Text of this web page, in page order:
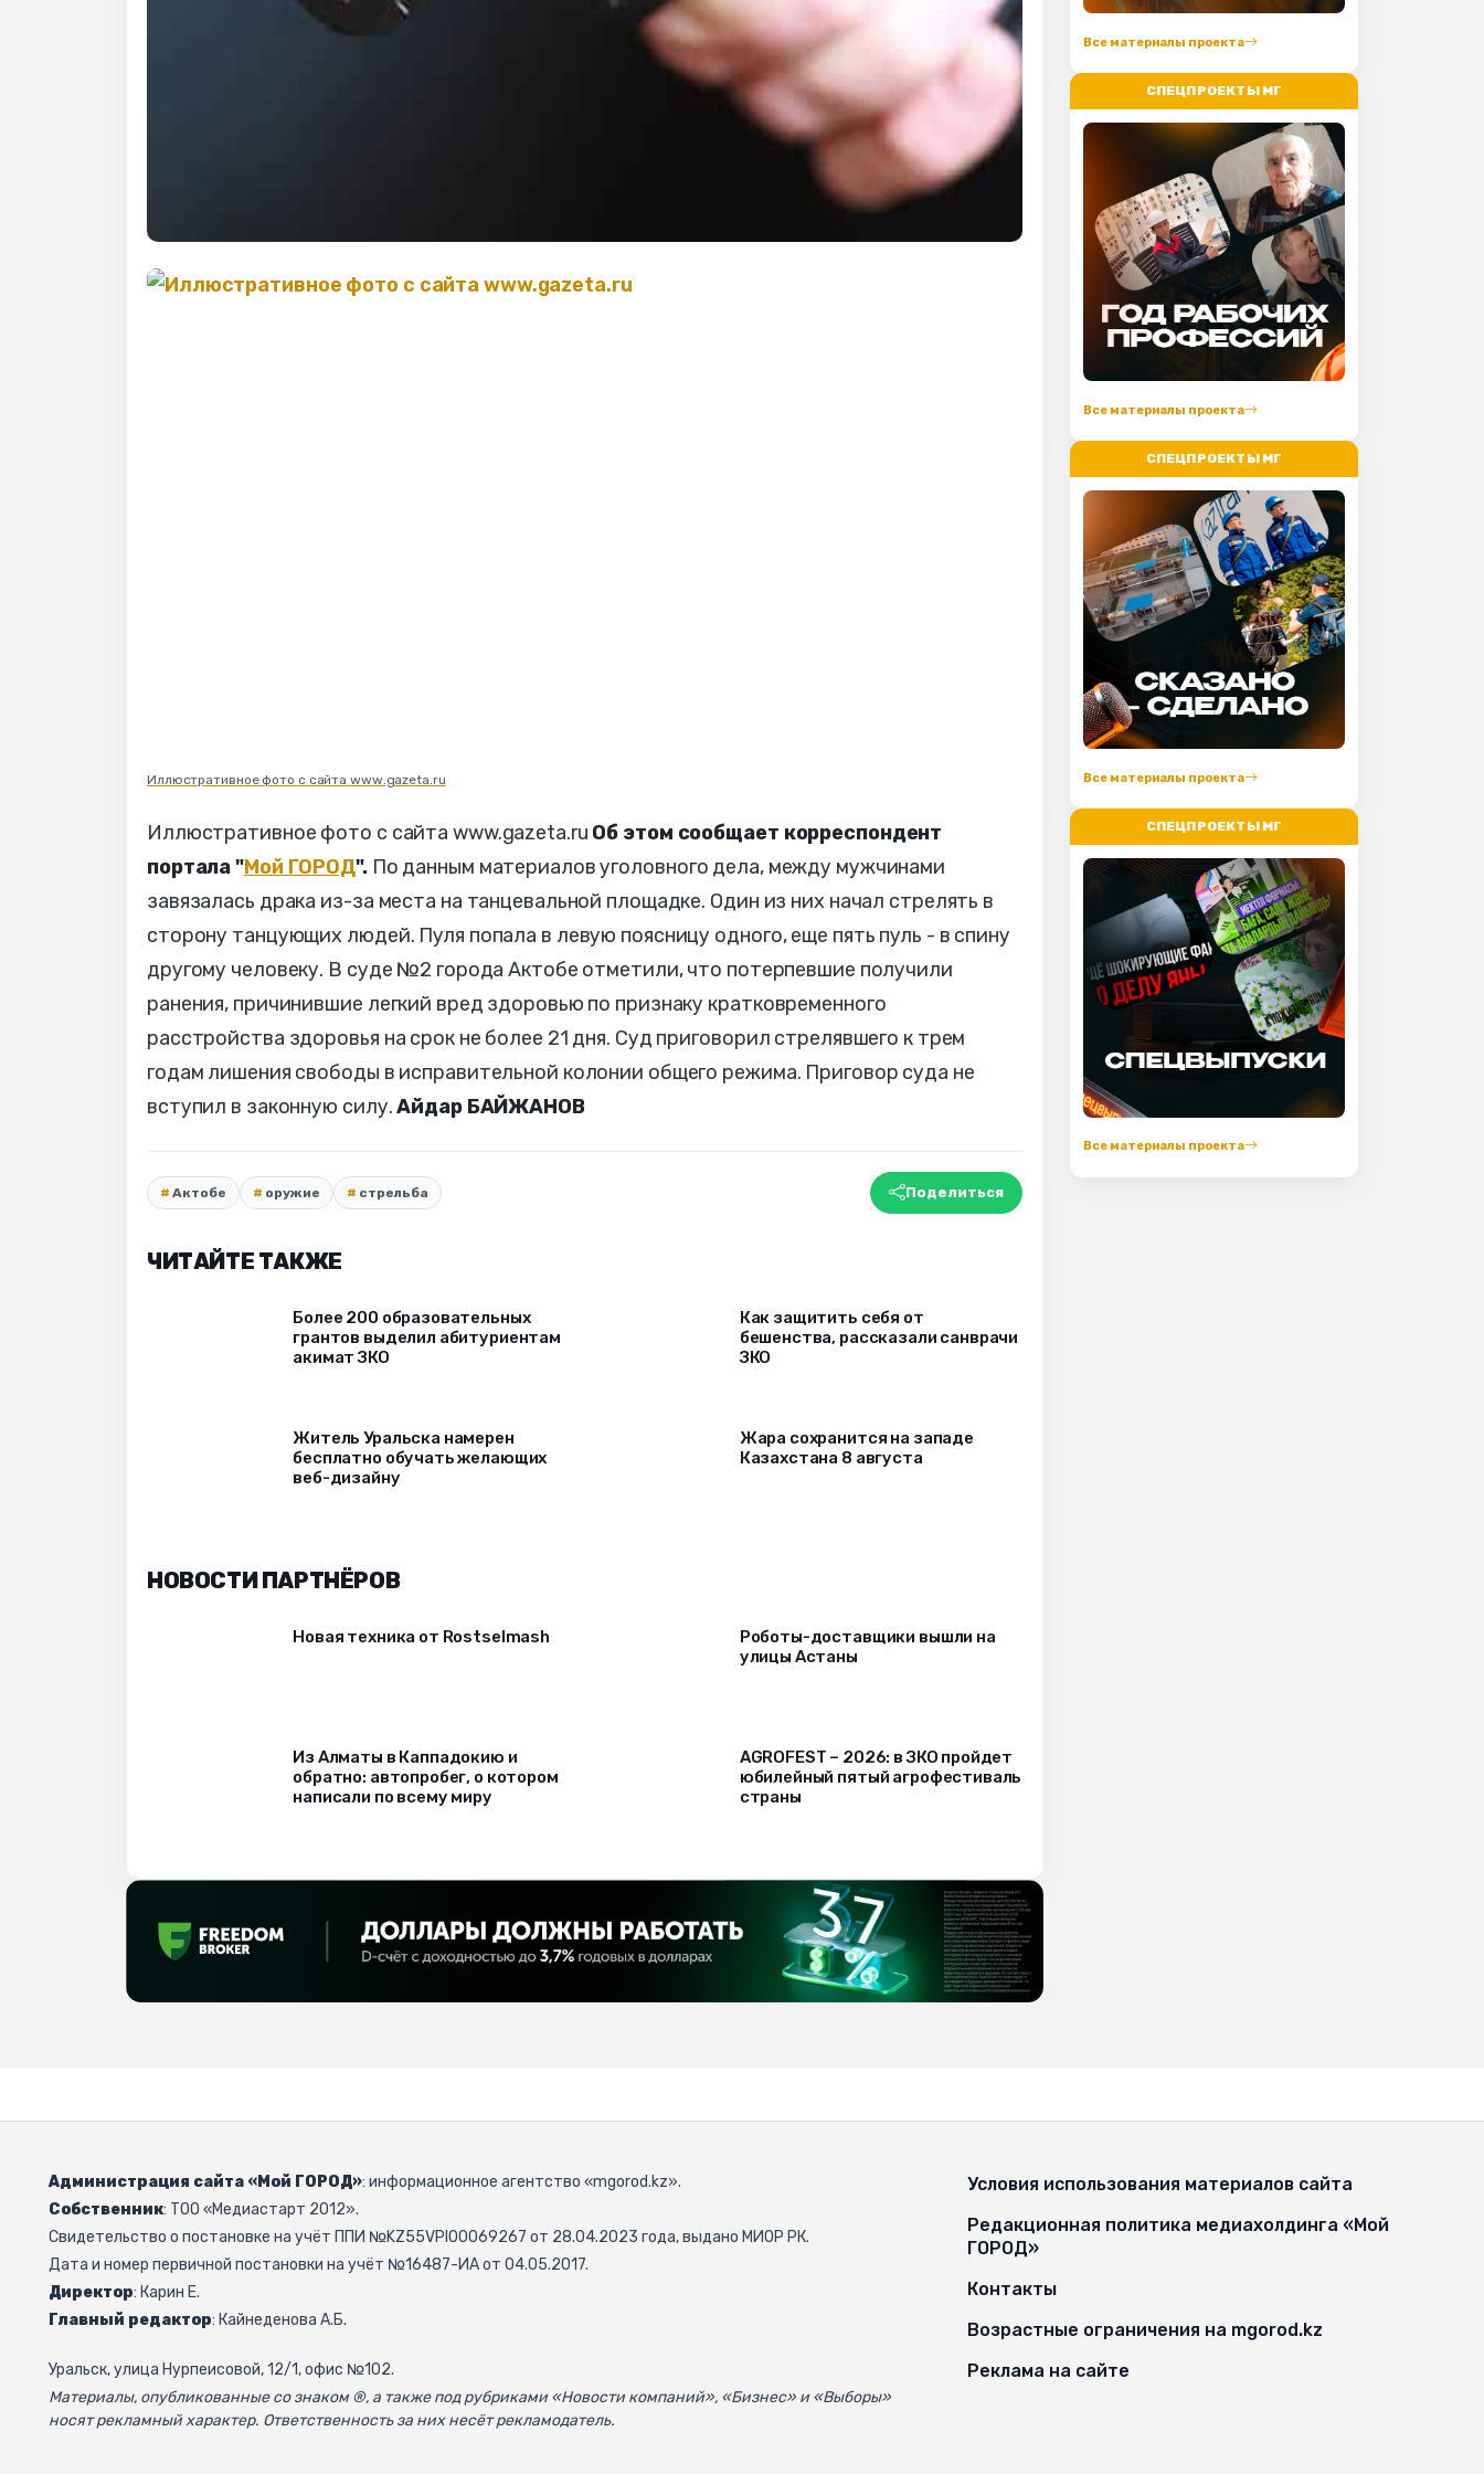
Иллюстративное фото с сайта www.gazeta.ru
Иллюстративное фото с сайта www.gazeta.ru Об этом сообщает корреспондент
портала "Мой ГОРОД".По данным материалов уголовного дела, между мужчинами
завязалась драка из-за места на танцевальной площадке. Один из них начал стрелять в
сторону танцующих людей. Пуля попала в левую поясницу одного, еще пять пуль - в спину
другому человеку. В суде №2 города Актобе отметили, что потерпевшие получили
ранения, причинившие легкий вред здоровью по признаку кратковременного
расстройства здоровья на срок не более 21 дня. Суд приговорил стрелявшего к трем
годам лишения свободы в исправительной колонии общего режима. Приговор суда не
вступил в законную силу.Айдар БАЙЖАНОВ
Актобе оружие стрельба Поделиться
ЧИТАЙТЕ ТАКЖЕ
Более 200 образовательных
грантов выделил абитуриентам
акимат ЗКО
Как защитить себя от
бешенства, рассказали санврачи
ЗКО
Житель Уральска намерен
бесплатно обучать желающих
веб-дизайну
Жара сохранится на западе
Казахстана 8 августа
НОВОСТИ ПАРТНЁРОВ
Новая техника от Rostselmash
Роботы-доставщики вышли на
улицы Астаны
Из Алматы в Каппадокию и
обратно: автопробег, о котором
написали по всему миру
AGROFEST – 2026: в ЗКО пройдет
юбилейный пятый агрофестиваль
страны
Все материалы проекта
СПЕЦПРОЕКТЫ МГ
Все материалы проекта
СПЕЦПРОЕКТЫ МГ
Все материалы проекта
СПЕЦПРОЕКТЫ МГ
Все материалы проекта
Администрация сайта «Мой ГОРОД»: информационное агентство «mgorod.kz».
Собственник: ТОО «Медиастарт 2012».
Свидетельство о постановке на учёт ППИ №KZ55VPI00069267 от 28.04.2023 года, выдано МИОР РК.
Дата и номер первичной постановки на учёт №16487-ИА от 04.05.2017.
Директор: Карин Е.
Главный редактор: Кайнеденова А.Б.
Уральск, улица Нурпеисовой, 12/1, офис №102.
Материалы, опубликованные со знаком ®, а также под рубриками «Новости компаний», «Бизнес» и «Выборы»
носят рекламный характер. Ответственность за них несёт рекламодатель.
Условия использования материалов сайта
Редакционная политика медиахолдинга «Мой
ГОРОД»
Контакты
Возрастные ограничения на mgorod.kz
Реклама на сайте